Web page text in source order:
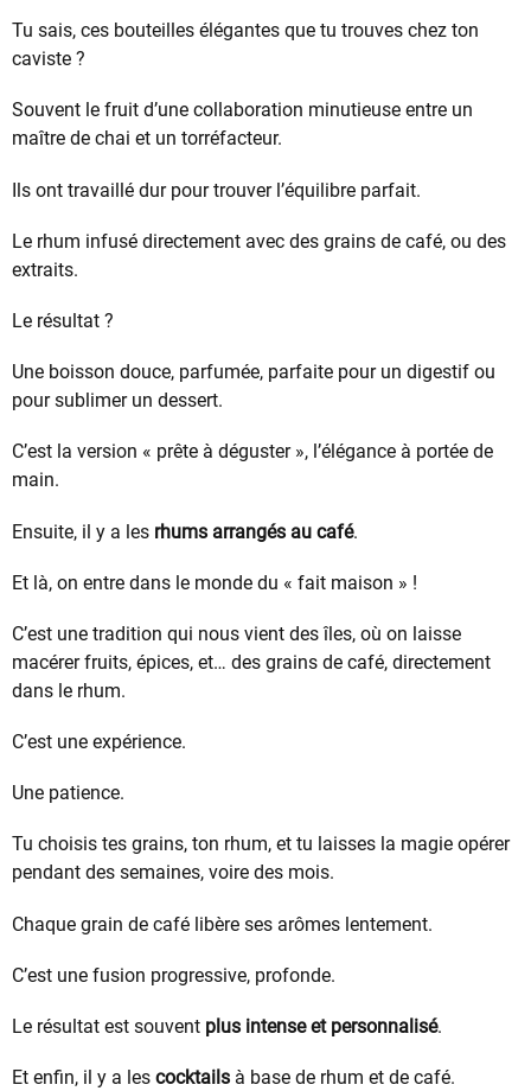
Tu sais, ces bouteilles élégantes que tu trouves chez ton
caviste ?
Souvent le fruit d’une collaboration minutieuse entre un
maître de chai et un torréfacteur.
Ils ont travaillé dur pour trouver l’équilibre parfait.
Le rhum infusé directement avec des grains de café, ou des
extraits.
Le résultat ?
Une boisson douce, parfumée, parfaite pour un digestif ou
pour sublimer un dessert.
C’est la version « prête à déguster », l’élégance à portée de
main.
Ensuite, il y a les rhums arrangés au café.
Et là, on entre dans le monde du « fait maison » !
C’est une tradition qui nous vient des îles, où on laisse
macérer fruits, épices, et… des grains de café, directement
dans le rhum.
C’est une expérience.
Une patience.
Tu choisis tes grains, ton rhum, et tu laisses la magie opérer
pendant des semaines, voire des mois.
Chaque grain de café libère ses arômes lentement.
C’est une fusion progressive, profonde.
Le résultat est souvent plus intense et personnalisé.
Et enfin, il y a les cocktails à base de rhum et de café.